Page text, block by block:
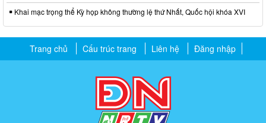
Khai mạc trọng thể Kỳ họp không thường lệ thứ Nhất, Quốc hội khóa XVI
Trang chủ Cấu trúc trang Liên hệ Đăng nhập